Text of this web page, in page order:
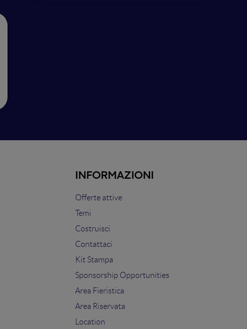
INFORMAZIONI
Offerte attive
Temi
Costruisci
Contattaci
Kit Stampa
Sponsorship Opportunities
Area Fieristica
Area Riservata
Location